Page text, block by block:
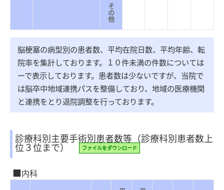
そ
の
他
脳梗塞の病型別の患者数、平均在院日数、平均年齢、転
院率を集計しております。１０件未満の件数については
ーで表示しております。患者数は少ないですが、当院で
は脳卒中地域連携パスを整備しており、地域の医療機関
と連携をとり退院調整を行っております。
診療科別主要手術別患者数等（診療科別患者数上
位３位まで） ファイルをダウンロード
内科